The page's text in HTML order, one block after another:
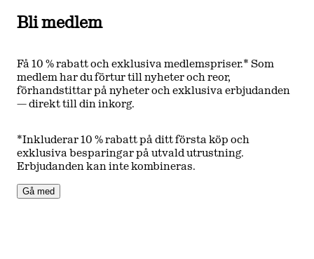
Bli medlem
Få 10 % rabatt och exklusiva medlemspriser.* Som
medlem har du förtur till nyheter och reor,
förhandstittar på nyheter och exklusiva erbjudanden
— direkt till din inkorg.
*Inkluderar 10 % rabatt på ditt första köp och
exklusiva besparingar på utvald utrustning.
Erbjudanden kan inte kombineras.
Gå med